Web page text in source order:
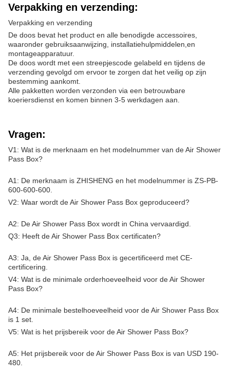
Verpakking en verzending:
Verpakking en verzending
De doos bevat het product en alle benodigde accessoires,
waaronder gebruiksaanwijzing, installatiehulpmiddelen,en
montageapparatuur.
De doos wordt met een streepjescode gelabeld en tijdens de
verzending gevolgd om ervoor te zorgen dat het veilig op zijn
bestemming aankomt.
Alle pakketten worden verzonden via een betrouwbare
koeriersdienst en komen binnen 3-5 werkdagen aan.
Vragen:
V1: Wat is de merknaam en het modelnummer van de Air Shower
Pass Box?
A1: De merknaam is ZHISHENG en het modelnummer is ZS-PB-
600-600-600.
V2: Waar wordt de Air Shower Pass Box geproduceerd?
A2: De Air Shower Pass Box wordt in China vervaardigd.
Q3: Heeft de Air Shower Pass Box certificaten?
A3: Ja, de Air Shower Pass Box is gecertificeerd met CE-
certificering.
V4: Wat is de minimale orderhoeveelheid voor de Air Shower
Pass Box?
A4: De minimale bestelhoeveelheid voor de Air Shower Pass Box
is 1 set.
V5: Wat is het prijsbereik voor de Air Shower Pass Box?
A5: Het prijsbereik voor de Air Shower Pass Box is van USD 190-
480.